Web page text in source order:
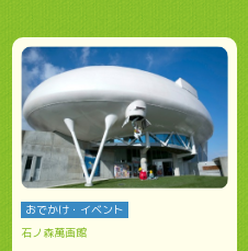
おでかけ・イベント
石ノ森萬画館